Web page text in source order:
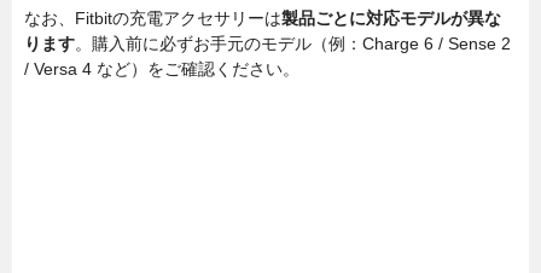
なお、Fitbitの充電アクセサリーは製品ごとに対応モデルが異な
ります。購入前に必ずお手元のモデル（例：Charge 6 / Sense 2
/ Versa 4 など）をご確認ください。